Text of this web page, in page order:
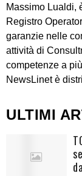
Massimo Lualdi,
Registro
garanzie nelle
attività di
competenze a
NewsLinet è
ULTIMI